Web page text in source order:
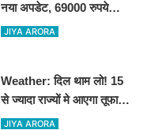
नया अपडेट, 69000 रुपये
न्यूनतम वेतन पर ज़ोर
JIYA ARORA
Weather: दिल थाम लो! 15
से ज्यादा राज्यों मे आएगा तूफान,
IMD ने जारी किया अलर्ट
JIYA ARORA